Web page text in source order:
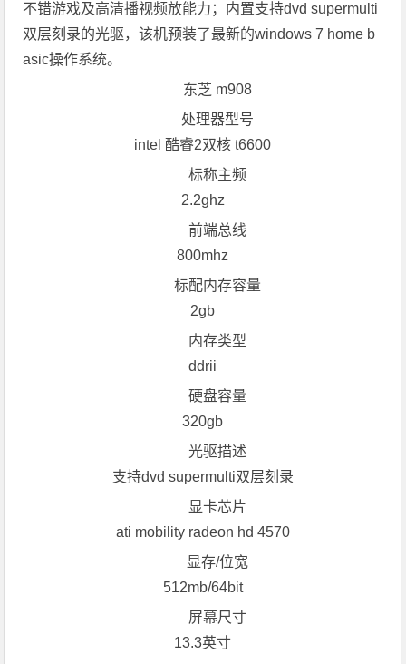
不错游戏及高清播视频放能力；内置支持dvd supermulti
双层刻录的光驱，该机预装了最新的windows 7 home b
asic操作系统。
东芝 m908
处理器型号
intel 酷睿2双核 t6600
标称主频
2.2ghz
前端总线
800mhz
标配内存容量
2gb
内存类型
ddrii
硬盘容量
320gb
光驱描述
支持dvd supermulti双层刻录
显卡芯片
ati mobility radeon hd 4570
显存/位宽
512mb/64bit
屏幕尺寸
13.3英寸